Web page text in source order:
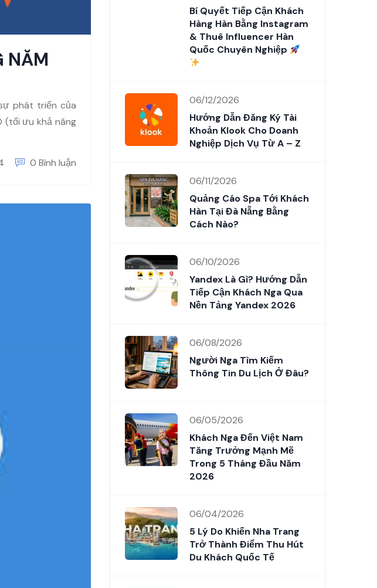
NĂM
phát triển của
(tối ưu khả năng
0 Bình luận
Bí Quyết Tiếp Cận Khách
Hàng Hàn Bằng Instagram
& Thuê Influencer Hàn
Quốc Chuyên Nghiệp
06/12/2026
Hướng Dẫn Đăng Ký Tài
Khoản Klook Cho Doanh
Nghiệp Dịch Vụ Từ A – Z
06/11/2026
Quảng Cáo Spa Tới Khách
Hàn Tại Đà Nẵng Bằng
Cách Nào?
06/10/2026
Yandex Là Gì? Hướng Dẫn
Tiếp Cận Khách Nga Qua
Nền Tảng Yandex 2026
06/08/2026
Người Nga Tìm Kiếm
Thông Tin Du Lịch Ở Đâu?
06/05/2026
Khách Nga Đến Việt Nam
Tăng Trưởng Mạnh Mẽ
Trong 5 Tháng Đầu Năm
2026
06/04/2026
5 Lý Do Khiến Nha Trang
Trở Thành Điểm Thu Hút
Du Khách Quốc Tế